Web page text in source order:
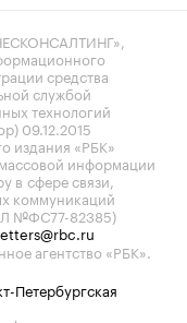
средства
службой
технологий
09.12.2015
издания «РБК»
информации
в сфере связи,
коммуникаций
№ФС77-82385)
агентство «РБК».
Петербургская